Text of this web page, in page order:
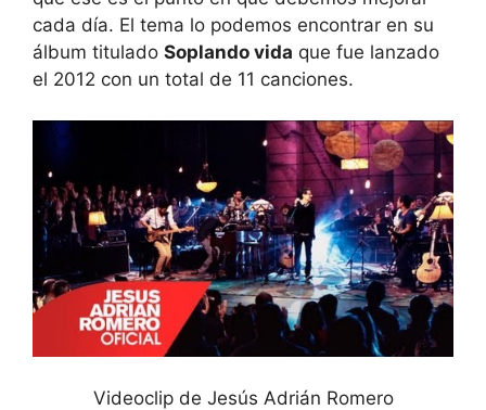
cada día. El tema lo podemos encontrar en su
álbum titulado Soplando vida que fue lanzado
el 2012 con un total de 11 canciones.
Videoclip de Jesús Adrián Romero